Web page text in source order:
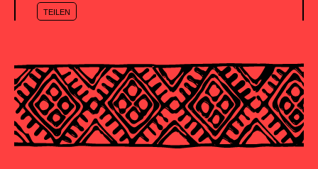
TEILEN